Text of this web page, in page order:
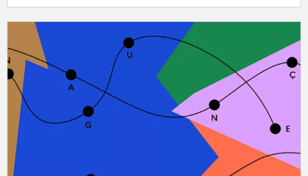
Radio France partenaire de la 14e édition du grand jeu
national de lecture à voix haute pour les enfants de CM1
et CM2